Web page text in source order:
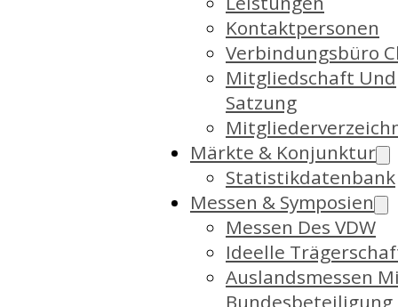
Kontaktpersonen
Verbindungsbüro
Mitgliedschaft Und
Satzung
Märkte & Konjunktur
Statistikdatenbank
Messen & Symposien
Messen Des VDW
Ideelle
Auslandsmessen
Bundesbeteiligung